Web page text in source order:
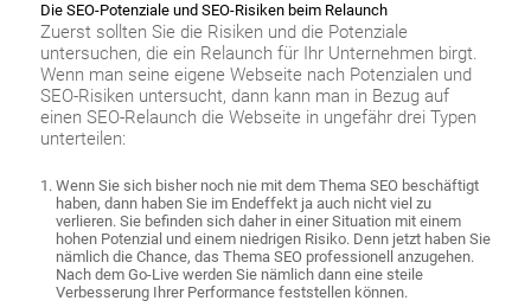
Die SEO-Potenziale und SEO-Risiken beim Relaunch
Zuerst sollten Sie die Risiken und die Potenziale
untersuchen, die ein Relaunch für Ihr Unternehmen birgt.
Wenn man seine eigene Webseite nach Potenzialen und
SEO-Risiken untersucht, dann kann man in Bezug auf
einen SEO-Relaunch die Webseite in ungefähr drei Typen
unterteilen:
Wenn Sie sich bisher noch nie mit dem Thema SEO beschäftigt
haben, dann haben Sie im Endeffekt ja auch nicht viel zu
verlieren. Sie befinden sich daher in einer Situation mit einem
hohen Potenzial und einem niedrigen Risiko. Denn jetzt haben Sie
nämlich die Chance, das Thema SEO professionell anzugehen.
Nach dem Go-Live werden Sie nämlich dann eine steile
Verbesserung Ihrer Performance feststellen können.